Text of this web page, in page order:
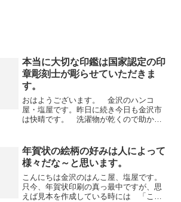
本当に大切な印鑑は国家認定の印
章彫刻士が彫らせていただきま
す。
おはようございます。 金沢のハンコ
屋・塩屋です。昨日に続き今日も金沢市
は快晴です。 洗濯物が乾くので助かり
ますよね。先日、某書店で数百円の既成
品のハンコが「※手彫りの印...
年賀状の絵柄の好みは人によって
様々だな～と思います。
こんにちは金沢のはんこ屋、塩屋です。
只今、年賀状印刷の真っ最中ですが、思
えば見本を作成している時には 「この